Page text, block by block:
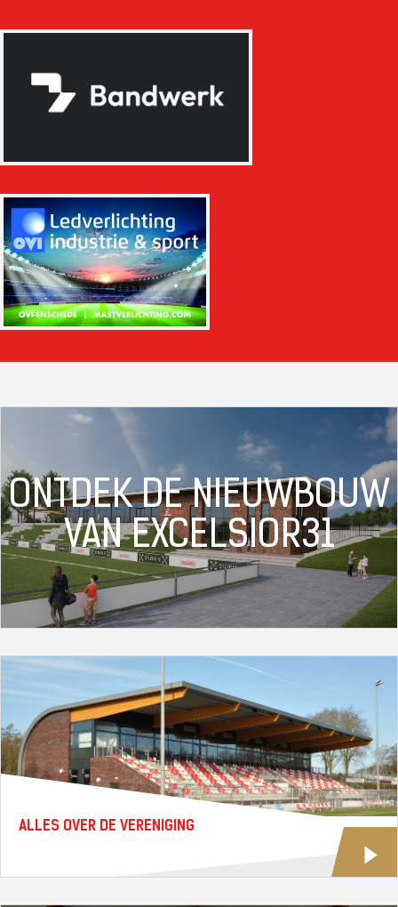
ONTDEK DE NIEUWBOUW
VAN EXCELSIOR31
ALLES OVER DE VERENIGING